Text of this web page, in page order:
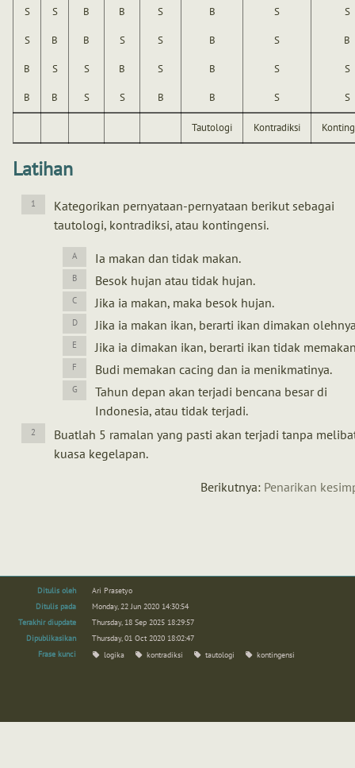
S S B B S B S S
S B B S S B S B
B S S B S B S S
B B S S B B S S
Tautologi Kontradiksi
Latihan
Kategorikan pernyataan-pernyataan berikut sebagai
tautologi, kontradiksi, atau kontingensi.
Ia makan dan tidak makan.
Besok hujan atau tidak hujan.
Jika ia makan, maka besok hujan.
Jika ia makan ikan, berarti ikan dimakan
Jika ia dimakan ikan, berarti ikan tidak
Budi memakan cacing dan ia menikmatinya.
Tahun depan akan terjadi bencana besar di
Indonesia, atau tidak terjadi.
Buatlah 5 ramalan yang pasti akan terjadi tanpa
kuasa kegelapan.
Berikutnya: Penarikan
Ditulis oleh
Ari Prasetyo
Ditulis pada
Monday, 22 Jun 2020 14:30:54
Terakhir diupdate
Thursday, 18 Sep 2025 18:29:57
Dipublikasikan
Thursday, 01 Oct 2020 18:02:47
Frase kunci
logika kontradiksi tautologi kontingensi